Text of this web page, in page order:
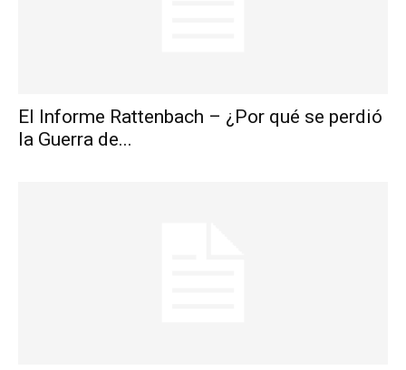
El Informe Rattenbach – ¿Por qué se perdió
la Guerra de...